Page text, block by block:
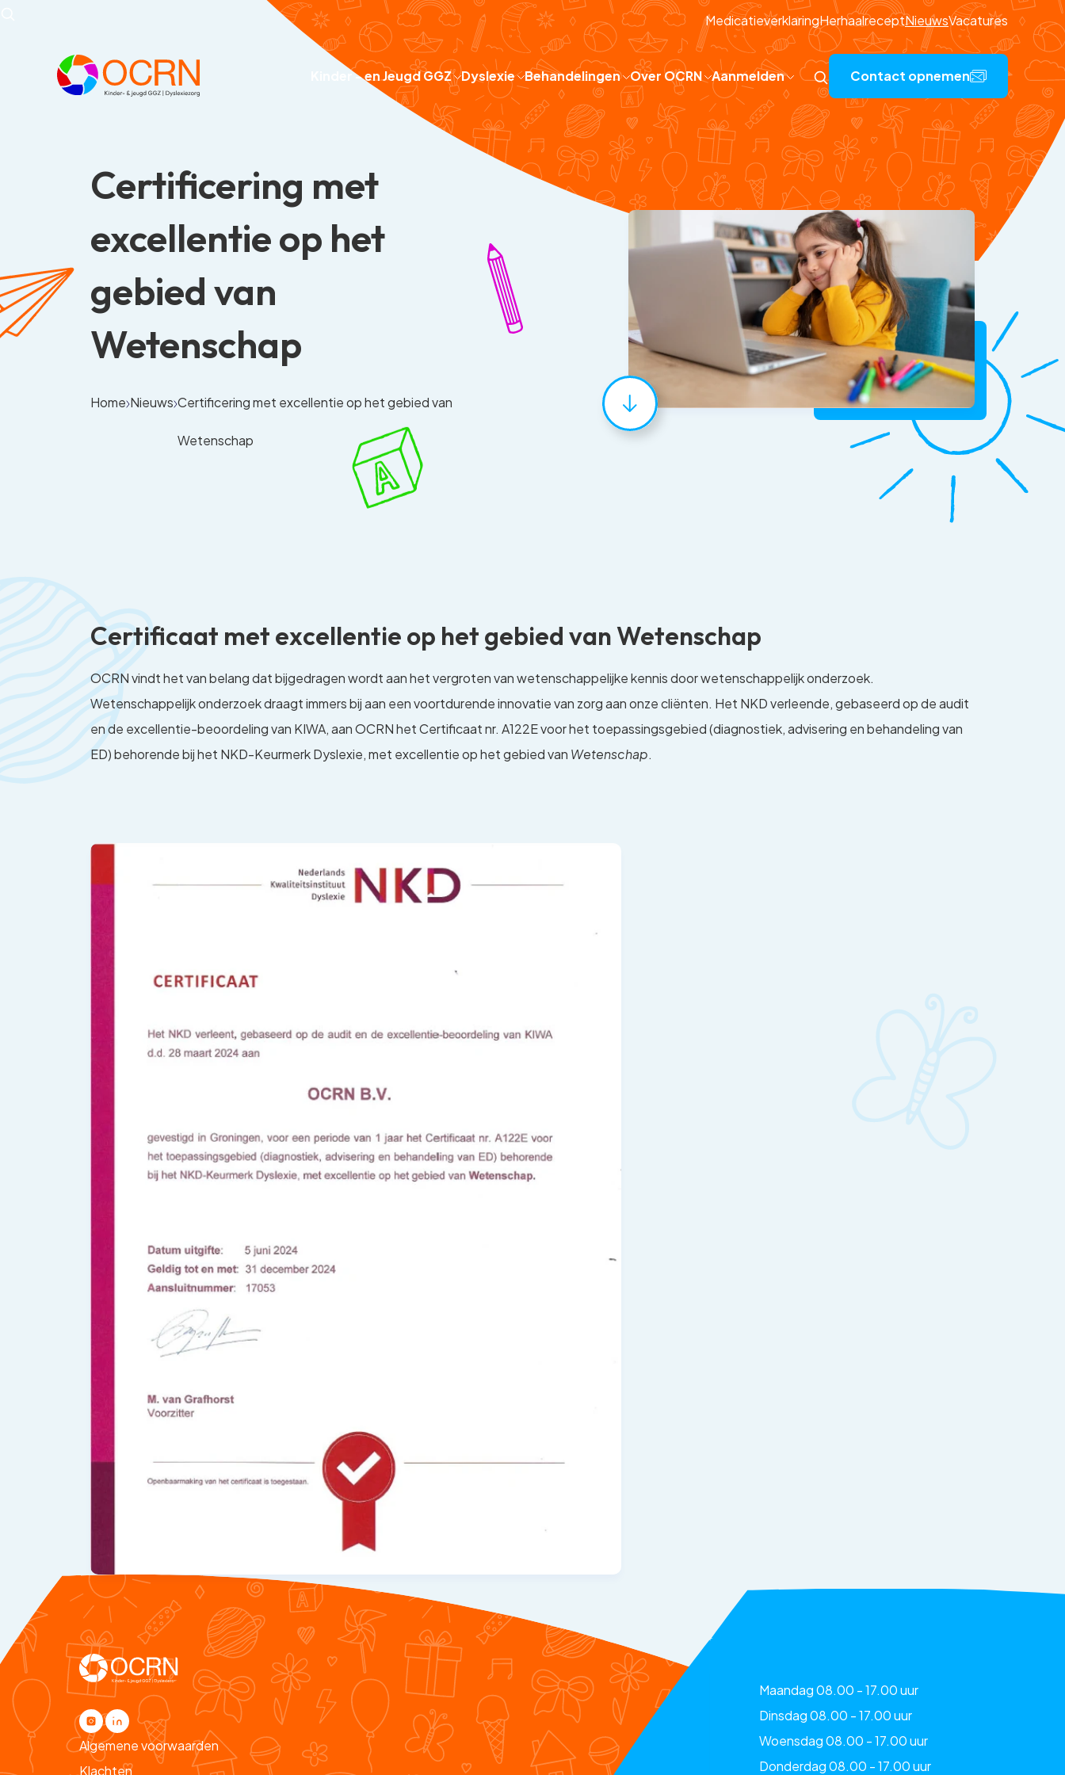
MedicatieverklaringHerhaalreceptNieuwsVacatures
Kinder - en Jeugd GGZ Dyslexie Behandelingen Over OCRN Aanmelden Contact opnemen
Certificering met
excellentie op het
gebied van
Wetenschap
Home Nieuws Certificering met excellentie op het gebied van
Wetenschap
Certificaat met excellentie op het gebied van Wetenschap
OCRN vindt het van belang dat bijgedragen wordt aan het vergroten van wetenschappelijke kennis door wetenschappelijk onderzoek.
Wetenschappelijk onderzoek draagt immers bij aan een voortdurende innovatie van zorg aan onze cliënten. Het NKD verleende, gebaseerd op de audit
en de excellentie-beoordeling van KIWA, aan OCRN het Certificaat nr. A122E voor het toepassingsgebied (diagnostiek, advisering en behandeling van
ED) behorende bij het NKD-Keurmerk Dyslexie, met excellentie op het gebied van Wetenschap.
Algemene voorwaarden
Klachten
Maandag 08.00 - 17.00 uur
Dinsdag 08.00 - 17.00 uur
Woensdag 08.00 - 17.00 uur
Donderdag 08.00 - 17.00 uur